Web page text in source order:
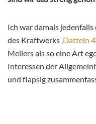
Ich war damals
des Kraftwerks ‚Datteln 4‘
Meilers als so eine Art
Interessen der
und flapsig